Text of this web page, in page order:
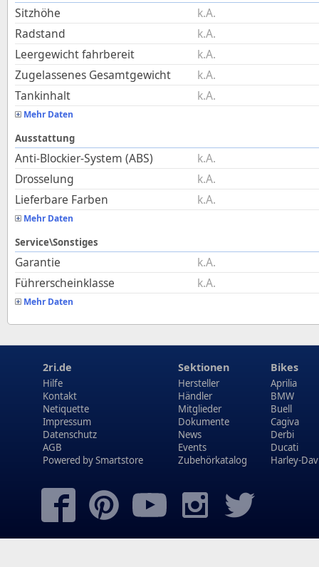
Sitzhöhe
k.A.
Radstand
k.A.
Leergewicht fahrbereit
k.A.
Zugelassenes Gesamtgewicht
k.A.
Tankinhalt
k.A.
Mehr Daten
Ausstattung
Anti-Blockier-System (ABS)
k.A.
Drosselung
k.A.
Lieferbare Farben
k.A.
Mehr Daten
Service\Sonstiges
Garantie
k.A.
Führerscheinklasse
k.A.
Mehr Daten
2ri.de
Hilfe
Kontakt
Netiquette
Impressum
Datenschutz
AGB
Powered bySmartstore
Sektionen
Hersteller
Händler
Mitglieder
Dokumente
News
Events
Zubehörkatalog
Bikes
Aprilia
BMW
Buell
Cagiva
Derbi
Ducati
Harley-